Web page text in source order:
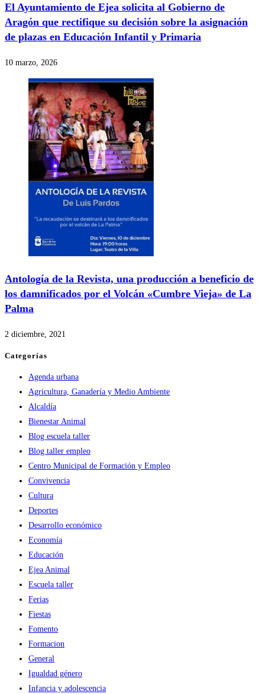
El Ayuntamiento de Ejea solicita al Gobierno de
Aragón que rectifique su decisión sobre la asignación
de plazas en Educación Infantil y Primaria
10 marzo, 2026
Antología de la Revista, una producción a beneficio de
los damnificados por el Volcán «Cumbre Vieja» de La
Palma
2 diciembre, 2021
Categorías
Agenda urbana
Agricultura, Ganadería y Medio Ambiente
Alcaldía
Bienestar Animal
Blog escuela taller
Blog taller empleo
Centro Municipal de Formación y Empleo
Convivencia
Cultura
Deportes
Desarrollo económico
Economía
Educación
Ejea Animal
Escuela taller
Ferias
Fiestas
Fomento
Formacion
General
Igualdad género
Infancia y adolescencia